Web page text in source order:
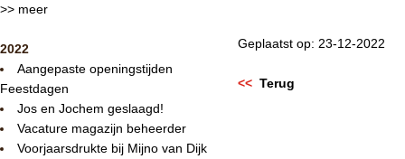
>> meer
2022
Aangepaste openingstijden
Feestdagen
Jos en Jochem geslaagd!
Vacature magazijn beheerder
Voorjaarsdrukte bij Mijno van Dijk
Geplaatst op: 23-12-2022
<< Terug